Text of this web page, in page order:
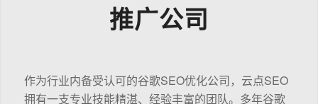
推广公司
作为行业内备受认可的谷歌SEO优化公司，云点SEO
拥有一支专业技能精湛、经验丰富的团队。多年谷歌